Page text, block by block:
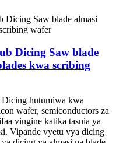
Dicing Saw blade
kwa scribing
hutumiwa kwa
wafer, semiconductors za
vingine katika tasnia ya
Vipande vyetu vya dicing